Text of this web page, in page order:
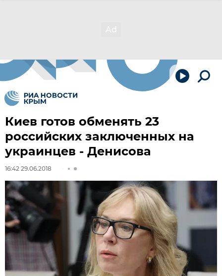
Киев готов обменять 23
российских заключенных на
украинцев - Денисова
16:42 29.06.2018